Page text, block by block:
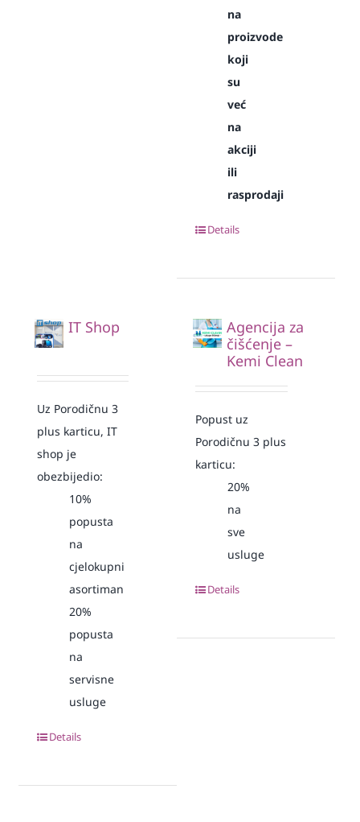
na
proizvode
koji
su
već
na
akciji
ili
rasprodaji
Details
IT Shop
Uz Porodičnu 3
plus karticu, IT
shop je
obezbijedio:
10%
popusta
na
cjelokupni
asortiman
20%
popusta
na
servisne
usluge
Details
Agencija za
čišćenje –
Kemi Clean
Popust uz
Porodičnu 3 plus
karticu:
20%
na
sve
usluge
Details